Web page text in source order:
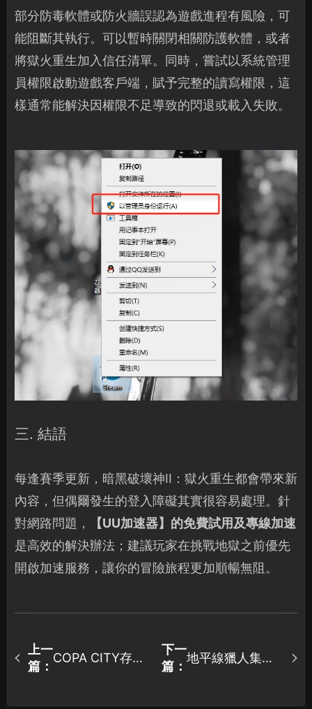
部分防毒軟體或防火牆誤認為遊戲進程有風險，可
能阻斷其執行。可以暫時關閉相關防護軟體，或者
將獄火重生加入信任清單。同時，嘗試以系統管理
員權限啟動遊戲客戶端，賦予完整的讀寫權限，這
樣通常能解決因權限不足導致的閃退或載入失敗。
三. 結語
每逢賽季更新，暗黑破壞神II：獄火重生都會帶來新
內容，但偶爾發生的登入障礙其實很容易處理。針
對網路問題，
【UU加速器】的免費試用及專線加速
是高效的解決辦法；建議玩家在挑戰地獄之前優先
開啟加速服務，讓你的冒險旅程更加順暢無阻。
上一
篇：
COPA CITY存檔
下一
篇：
地平線獵人集結